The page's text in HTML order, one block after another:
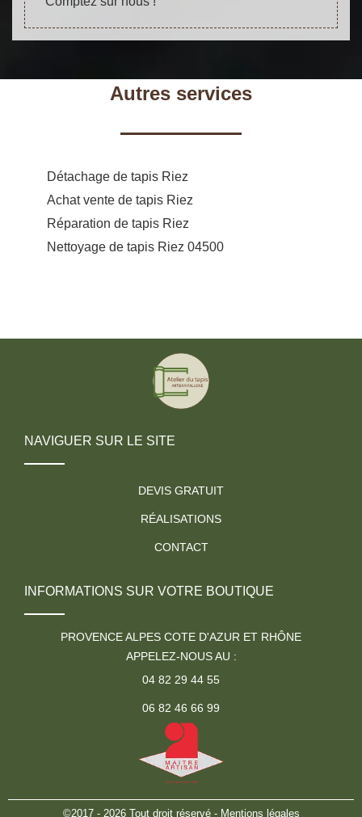
Autres services
Détachage de tapis Riez
Achat vente de tapis Riez
Réparation de tapis Riez
Nettoyage de tapis Riez 04500
NAVIGUER SUR LE SITE
DEVIS GRATUIT
RÉALISATIONS
CONTACT
INFORMATIONS SUR VOTRE BOUTIQUE
PROVENCE ALPES COTE D'AZUR ET RHÔNE
APPELEZ-NOUS AU :
04 82 29 44 55
06 82 46 66 99
©2017 - 2026 Tout droit réservé - Mentions légales